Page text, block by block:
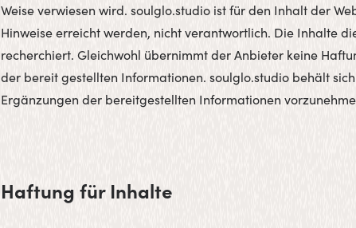
Weise verwiesen wird. soulglo.studio ist für den Inhalt der
Hinweise erreicht werden, nicht verantwortlich. Die Inhalte
recherchiert. Gleichwohl übernimmt der Anbieter keine
der bereit gestellten Informationen. soulglo.studio behält
Ergänzungen der bereitgestellten Informationen
Haftung für Inhalte